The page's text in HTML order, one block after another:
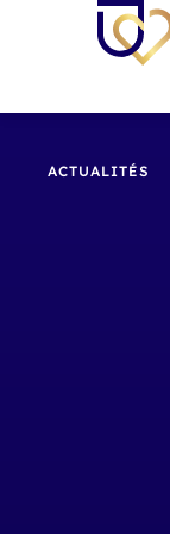
ACTUALITÉS